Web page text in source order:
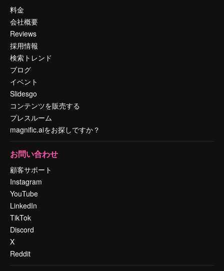
料金
会社概要
Reviews
採用情報
検索トレンド
ブログ
イベント
Slidesgo
コンテンツを販売する
プレスルーム
magnific.aiをお探しですか？
お問い合わせ
顧客サポート
Instagram
YouTube
LinkedIn
TikTok
Discord
X
Reddit